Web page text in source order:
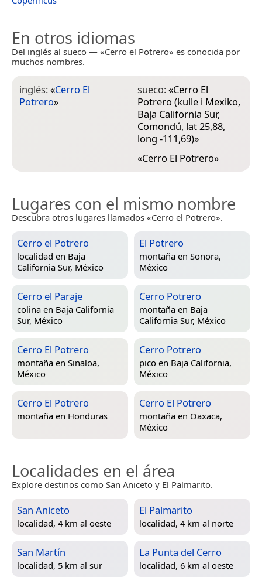
En otros idiomas
Del inglés al sueco — «Cerro el Potrero» es conocida por
muchos nombres.
inglés:«Cerro El
Potrero»
sueco:«Cerro El
Potrero (kulle i Mexiko,
Baja California Sur,
Comondú, lat 25,88,
long -111,69)»
«Cerro El Potrero»
Lugares con el mismo nombre
Descubra otros lugares llamados «Cerro el Potrero».
Cerro el Potrero
localidad en Baja
California Sur, México
El Potrero
montaña en Sonora,
México
Cerro el Paraje
colina en Baja California
Sur, México
Cerro Potrero
montaña en Baja
California Sur, México
Cerro El Potrero
montaña en Sinaloa,
México
Cerro Potrero
pico en Baja California,
México
Cerro El Potrero
montaña en Honduras
Cerro El Potrero
montaña en Oaxaca,
México
Localidades en el área
Explore destinos como San Aniceto y El Palmarito.
San Aniceto
localidad, 4 km al oeste
El Palmarito
localidad, 4 km al norte
San Martín
localidad, 5 km al sur
La Punta del Cerro
localidad, 6 km al oeste